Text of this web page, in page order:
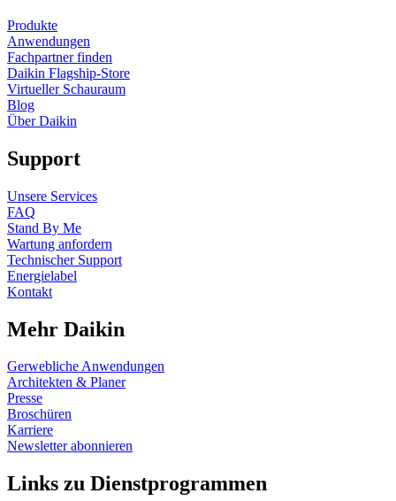
Produkte
Anwendungen
Fachpartner finden
Daikin Flagship-Store
Virtueller Schauraum
Blog
Über Daikin
Support
Unsere Services
FAQ
Stand By Me
Wartung anfordern
Technischer Support
Energielabel
Kontakt
Mehr Daikin
Gerwebliche Anwendungen
Architekten & Planer
Presse
Broschüren
Karriere
Newsletter abonnieren
Links zu Dienstprogrammen